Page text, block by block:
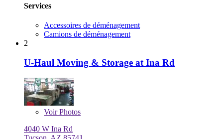
Services
Accessoires de déménagement
Camions de déménagement
2
U-Haul Moving & Storage at Ina Rd
VoirPhotos
4040 W Ina Rd